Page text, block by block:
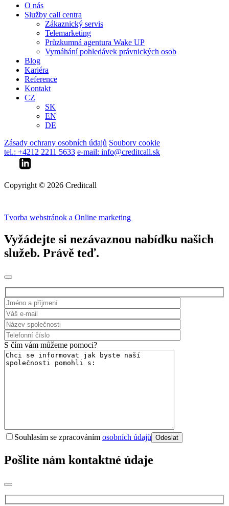
O nás
Služby call centra
Zákaznický servis
Telemarketing
Průzkumná agentura Wake UP
Vymáhání pohledávek právnických osob
Blog
Kariéra
Reference
Kontakt
CZ
SK
EN
DE
Zásady ochrany osobních údajů Soubory cookie
tel.: +4212 2211 5633 e-mail: info@creditcall.sk
Copyright © 2026 Creditcall
Tvorba webstránok a Online marketing
Vyžádejte si nezávaznou nabídku našich
služeb. Právě teď.
S čím vám můžeme pomoci?
Souhlasím se zpracováním osobních údajů
Pošlite nám kontaktné údaje